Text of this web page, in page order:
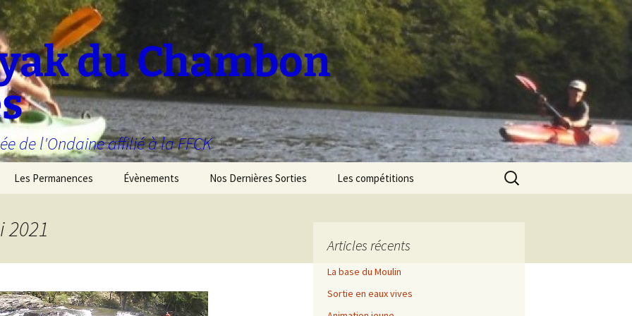
du Chambon
de l'Ondaine affilié à la FFCK
Les Permanences Évènements Nos Dernières Sorties Les compétitions
Sélectif Régional de
Découverte de l’Allier
Rechercher :
2021
Articles récents
La base du Moulin
Sortie en eaux vives